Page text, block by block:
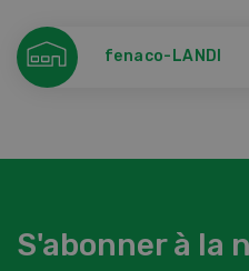
fenaco-LANDI
S'abonner à la